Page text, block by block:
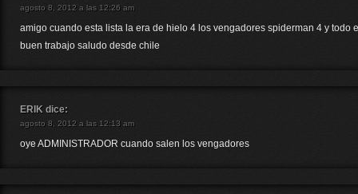
agosto 8, 2012 a las 12:26 am
amigo cuando esta lista la era de hielo 4 los vengadores spiderman 4 y todo
buen trabajo saludo desde chile
ERIK dice:
agosto 8, 2012 a las 12:13 am
oye ADMINISTRADOR cuando salen los vengadores